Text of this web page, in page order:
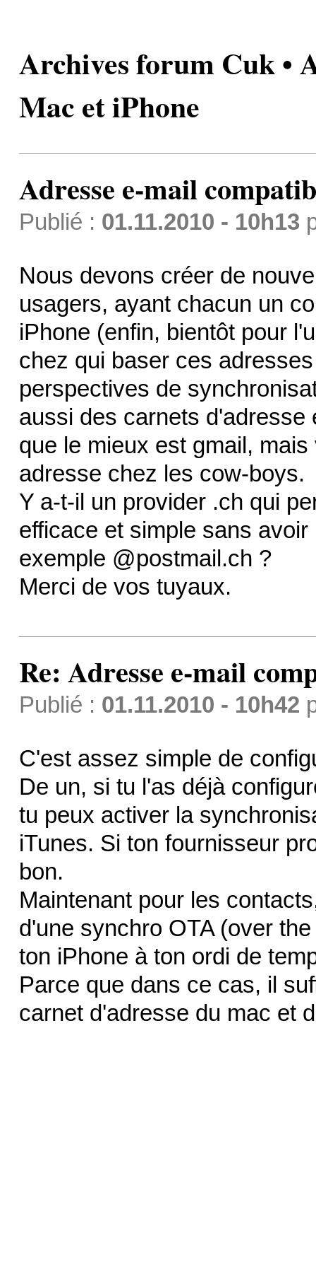
Archives forum Cuk •
Mac et iPhone
Adresse e-mail
Publié : 01.11.2010 - 10h13
Nous devons créer de
usagers, ayant chacun un
iPhone (enfin, bientôt pour
chez qui baser ces
perspectives de
aussi des carnets
que le mieux est gmail,
adresse chez les cow-boys.
Y a-t-il un provider .ch qui
efficace et simple sans
exemple @postmail.ch ?
Merci de vos tuyaux.
Re: Adresse e-mail
Publié : 01.11.2010 - 10h42
C'est assez simple de
De un, si tu l'as déjà
tu peux activer la
iTunes. Si ton fournisseur
bon.
Maintenant pour les
d'une synchro OTA (over
ton iPhone à ton ordi de
Parce que dans ce cas, il
carnet d'adresse du mac et